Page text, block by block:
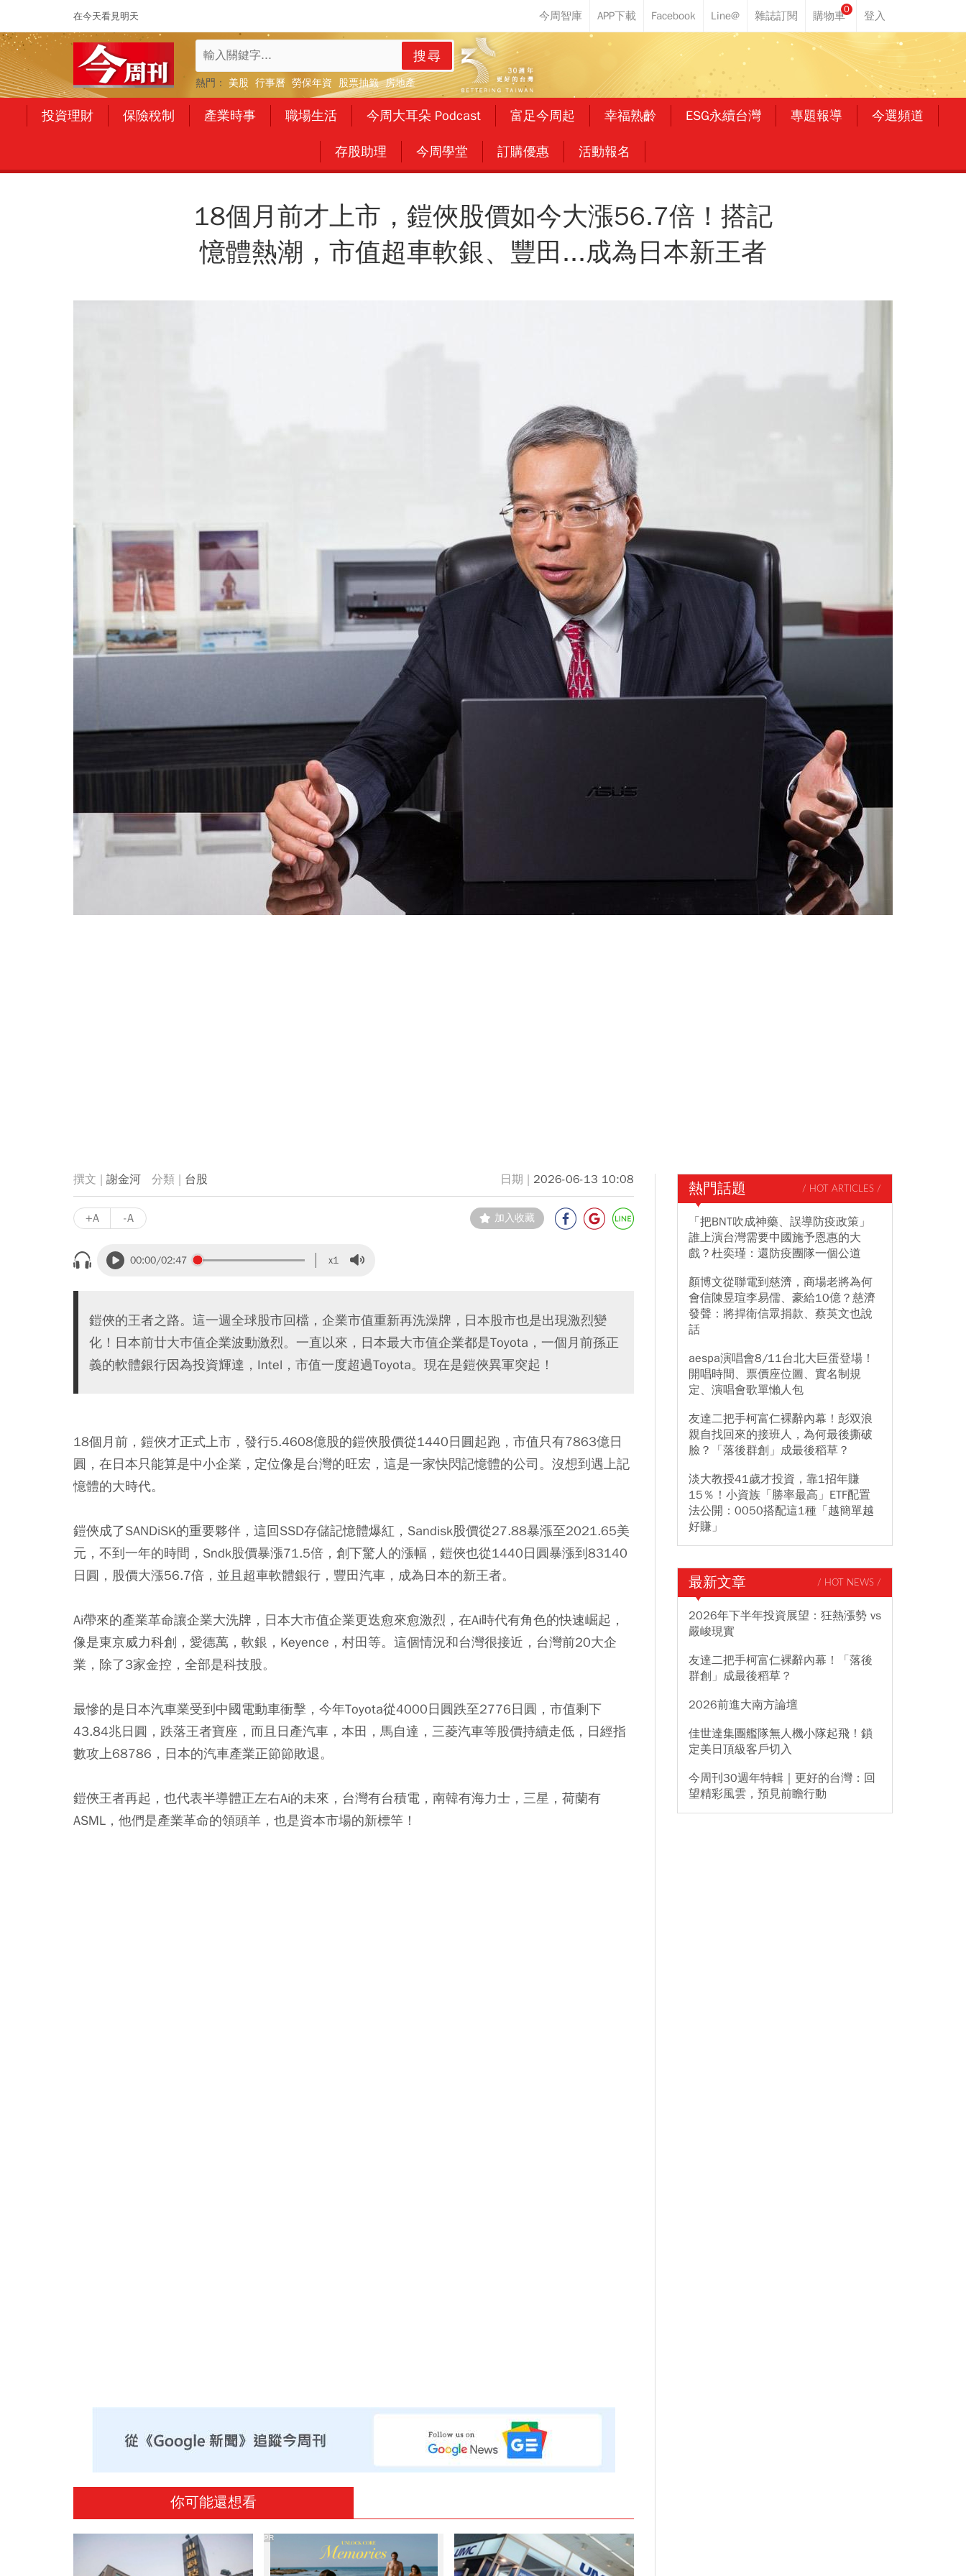
在今天看見明天
0
搜尋
熱門： 美股 行事曆 勞保年資 股票抽籤 房地產
投資理財 保險稅制 產業時事 職場生活 今周大耳朵 Podcast 富足今周起 幸福熟齡 ESG永續台灣 專題報導 今選頻道
存股助理 今周學堂 訂購優惠 活動報名
18個月前才上市，鎧俠股價如今大漲56.7倍！搭記
憶體熱潮，市值超車軟銀、豐田...成為日本新王者
謝金河 台股 2026-06-13 10:08
+A -A 加入收藏
00:00/02:47 x1
鎧俠的王者之路。這一週全球股市回檔，企業市值重新再洗澡牌，日本股市也是出現激烈變
化！日本前廿大巿值企業波動激烈。一直以來，日本最大市值企業都是Toyota，一個月前孫正
義的軟體銀行因為投資輝達，Intel，市值一度超過Toyota。現在是鎧俠異軍突起！
18個月前，鎧俠才正式上市，發行5.4608億股的鎧俠股價從1440日圓起跑，市值只有7863億日
圓，在日本只能算是中小企業，定位像是台灣的旺宏，這是一家快閃記憶體的公司。沒想到遇上記
憶體的大時代。
鎧俠成了SANDiSK的重要夥伴，這回SSD存儲記憶體爆紅，Sandisk股價從27.88暴漲至2021.65美
元，不到一年的時間，Sndk股價暴漲71.5倍，創下驚人的漲幅，鎧俠也從1440日圓暴漲到83140
日圓，股價大漲56.7倍，並且超車軟體銀行，豐田汽車，成為日本的新王者。
Ai帶來的產業革命讓企業大洗牌，日本大市值企業更迭愈來愈激烈，在Ai時代有角色的快速崛起，
像是東京威力科創，愛德萬，軟銀，Keyence，村田等。這個情況和台灣很接近，台灣前20大企
業，除了3家金控，全部是科技股。
最慘的是日本汽車業受到中國電動車衝擊，今年Toyota從4000日圓跌至2776日圓，市值剩下
43.84兆日圓，跌落王者寶座，而且日產汽車，本田，馬自達，三菱汽車等股價持續走低，日經指
數攻上68786，日本的汽車產業正節節敗退。
鎧俠王者再起，也代表半導體正左右Ai的未來，台灣有台積電，南韓有海力士，三星，荷蘭有
ASML，他們是產業革命的領頭羊，也是資本市場的新標竿！
你可能還想看
PR
熱門話題 / HOT ARTICLES /
「把BNT吹成神藥、誤導防疫政策」
誰上演台灣需要中國施予恩惠的大
戲？杜奕瑾：還防疫團隊一個公道
顏博文從聯電到慈濟，商場老將為何
會信陳昱瑄李易儒、豪給10億？慈濟
發聲：將捍衛信眾捐款、蔡英文也說
話
aespa演唱會8/11台北大巨蛋登場！
開唱時間、票價座位圖、實名制規
定、演唱會歌單懶人包
友達二把手柯富仁裸辭內幕！彭双浪
親自找回來的接班人，為何最後撕破
臉？「落後群創」成最後稻草？
淡大教授41歲才投資，靠1招年賺
15％！小資族「勝率最高」ETF配置
法公開：0050搭配這1種「越簡單越
好賺」
最新文章 / HOT NEWS /
2026年下半年投資展望：狂熱漲勢 vs
嚴峻現實
友達二把手柯富仁裸辭內幕！「落後
群創」成最後稻草？
2026前進大南方論壇
佳世達集團艦隊無人機小隊起飛！鎖
定美日頂級客戶切入
今周刊30週年特輯｜更好的台灣：回
望精彩風雲，預見前瞻行動